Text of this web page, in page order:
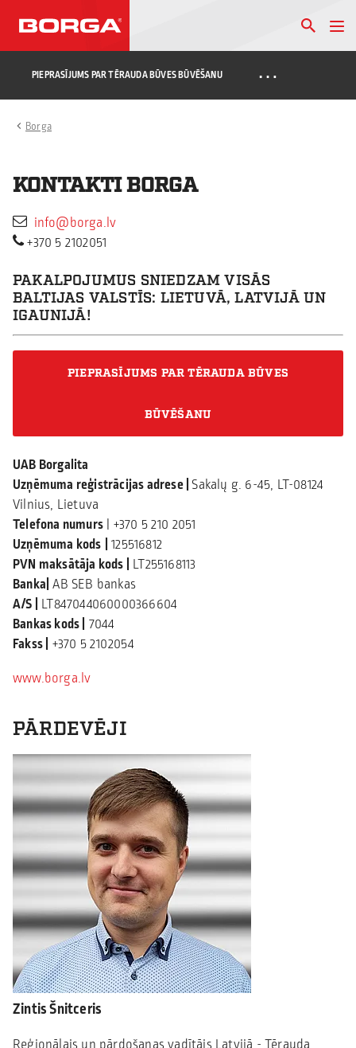
PIEPRASĪJUMS PAR TĒRAUDA BŪVES BŪVĒŠANU …
Borga
KONTAKTI BORGA
info@borga.lv
+370 5 2102051
PAKALPOJUMUS SNIEDZAM VISĀS
BALTIJAS VALSTĪS: LIETUVĀ, LATVIJĀ UN
IGAUNIJĀ!
PIEPRASĪJUMS PAR TĒRAUDA BŪVES
BŪVĒŠANU
UAB Borgalita
Uzņēmuma reģistrācijas adrese | Sakalų g. 6-45, LT-08124
Vilnius, Lietuva
Telefona numurs | +370 5 210 2051
Uzņēmuma kods 125516812
PVN maksātāja kods | LT255168113
Banka| AB SEB bankas
A/S | LT847044060000366604
Bankas kods | 7044
Fakss | +370 5 2102054
www.borga.lv
PĀRDEVĒJI
Zintis Šnitceris